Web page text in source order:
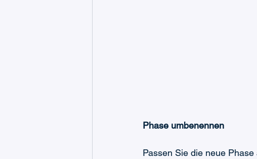
Phase umbenennen
Passen Sie die neue